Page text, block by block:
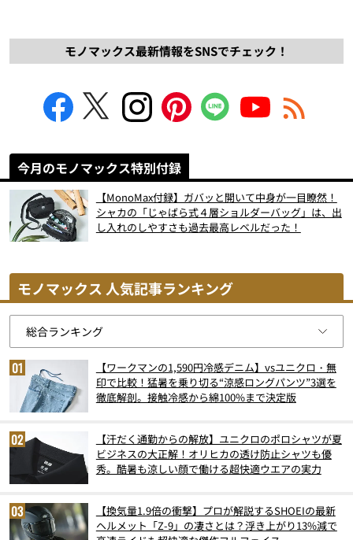
モノマックス最新情報をSNSでチェック！
今月のモノマックス特別付録
【MonoMax付録】ガバッと開いて中身が一目瞭然！
シャカの「じゃばら式４層ショルダーバッグ」は、出
し入れのしやすさも過去最高レベルだった！
モノマックス 人気記事ランキング
【ワークマンの1,590円冷感デニム】vsユニクロ・無
印で比較！猛暑を乗り切る“涼感ロングパンツ”3選を
徹底解剖。接触冷感から綿100%まで決定版
【汗だく通勤からの解放】ユニクロのポロシャツが夏
ビジネスの大正解！オリヒカの透け防止シャツも優
秀。酷暑も涼しい顔で働ける超快適ウエアの実力
【換気量1.9倍の衝撃】プロが解説するSHOEIの最新
ヘルメット「Z-9」の凄さとは？浮き上がり13%減で